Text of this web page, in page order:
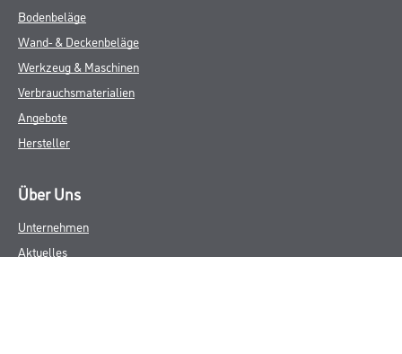
Bodenbeläge
Wand- & Deckenbeläge
Werkzeug & Maschinen
Verbrauchsmaterialien
Angebote
Hersteller
Über Uns
Unternehmen
Aktuelles